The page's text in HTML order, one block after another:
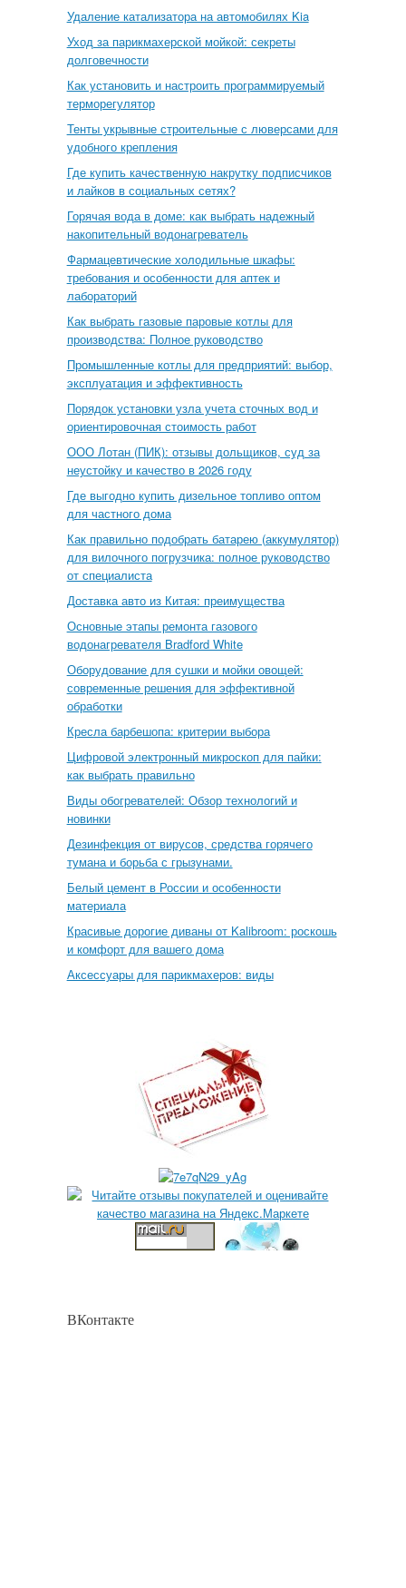
Удаление катализатора на автомобилях Kia
Уход за парикмахерской мойкой: секреты
долговечности
Как установить и настроить программируемый
терморегулятор
Тенты укрывные строительные с люверсами для
удобного крепления
Где купить качественную накрутку подписчиков
и лайков в социальных сетях?
Горячая вода в доме: как выбрать надежный
накопительный водонагреватель
Фармацевтические холодильные шкафы:
требования и особенности для аптек и
лабораторий
Как выбрать газовые паровые котлы для
производства: Полное руководство
Промышленные котлы для предприятий: выбор,
эксплуатация и эффективность
Порядок установки узла учета сточных вод и
ориентировочная стоимость работ
ООО Лотан (ПИК): отзывы дольщиков, суд за
неустойку и качество в 2026 году
Где выгодно купить дизельное топливо оптом
для частного дома
Как правильно подобрать батарею (аккумулятор)
для вилочного погрузчика: полное руководство
от специалиста
Доставка авто из Китая: преимущества
Основные этапы ремонта газового
водонагревателя Bradford White
Оборудование для сушки и мойки овощей:
современные решения для эффективной
обработки
Кресла барбешопа: критерии выбора
Цифровой электронный микроскоп для пайки:
как выбрать правильно
Виды обогревателей: Обзор технологий и
новинки
Дезинфекция от вирусов, средства горячего
тумана и борьба с грызунами.
Белый цемент в России и особенности
материала
Красивые дорогие диваны от Kalibroom: роскошь
и комфорт для вашего дома
Аксессуары для парикмахеров: виды
ВКонтакте